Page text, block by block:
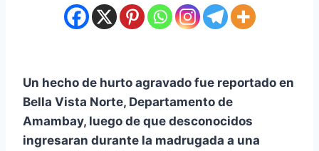
Un hecho de hurto agravado fue reportado en
Bella Vista Norte, Departamento de
Amambay, luego de que desconocidos
ingresaran durante la madrugada a una